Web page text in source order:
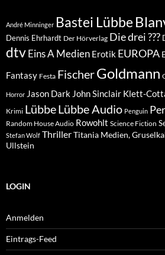
André Minninger Bastei Lübbe
Dennis Ehrhardt Der Hörverlag Die drei ???
dtvEins A Medien Erotik EUROPA
Fantasy Festa FischerGoldmann
Horror Jason Dark John Sinclair Klett-
Krimi LübbeLübbe Audio Penguin
Random House Audio Rowohlt Science Fiction
Stefan Wolf ThrillerTitania Medien,
Ullstein
LOGIN
Anmelden
Eintrags-Feed